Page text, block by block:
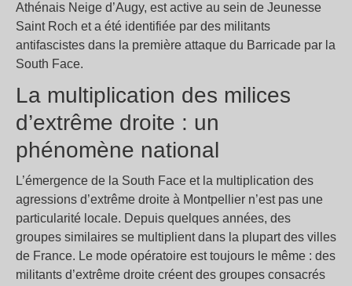
Athénais Neige d’Augy, est active au sein de Jeunesse
Saint Roch et a été identifiée par des militants
antifascistes dans la première attaque du Barricade par la
South Face.
La multiplication des milices
d’extrême droite : un
phénomène national
L’émergence de la South Face et la multiplication des
agressions d’extrême droite à Montpellier n’est pas une
particularité locale. Depuis quelques années, des
groupes similaires se multiplient dans la plupart des villes
de France. Le mode opératoire est toujours le même : des
militants d’extrême droite créent des groupes consacrés